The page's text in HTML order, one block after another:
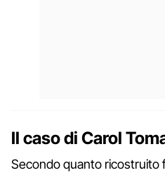
Il caso di Carol
Secondo quanto ricostruito